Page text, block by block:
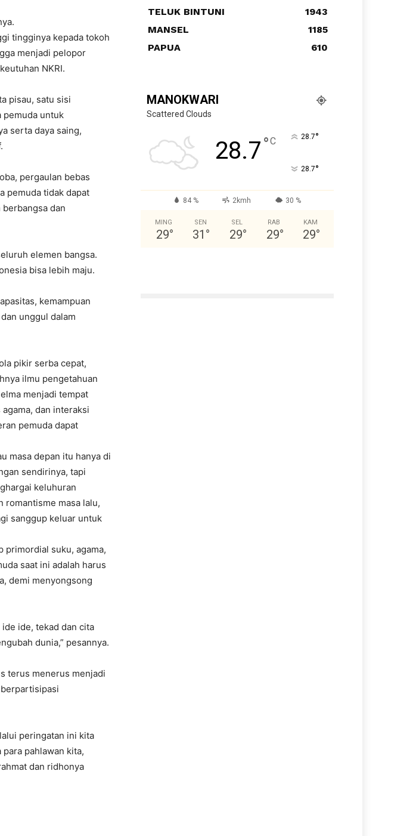
tingginya kepada tokoh
menjadi pelopor
NKRI.
pisau, satu sisi
pemuda untuk
serta daya saing,
pergaulan bebas
pemuda tidak dapat
dan
elemen bangsa.
bisa lebih maju.
kemampuan
unggul dalam
pikir serba cepat,
ilmu pengetahuan
menjadi tempat
dan interaksi
pemuda dapat
masa depan itu hanya di
sendirinya, tapi
keluhuran
romantisme masa lalu,
sanggup keluar untuk
primordial suku, agama,
saat ini adalah harus
demi menyongsong
ide, tekad dan cita
dunia,” pesannya.
terus menerus menjadi
peringatan ini kita
pahlawan kita,
dan ridhonya
TELUK BINTUNI
1943
MANSEL
1185
PAPUA
610
MANOKWARI
Scattered Clouds
28.7°C 28.7°
28.7°
84 % 2kmh 30 %
MING
29°
SEN
31 °
SEL
29°
RAB
29°
KAM
29°